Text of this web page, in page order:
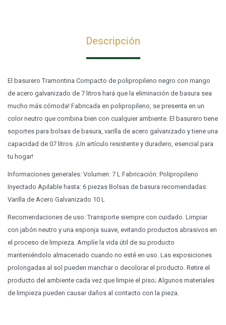
Descripción
El basurero Tramontina Compacto de polipropileno negro con mango
de acero galvanizado de 7 litros hará que la eliminación de basura sea
mucho más cómoda! Fabricada en polipropileno, se presenta en un
color neutro que combina bien con cualquier ambiente. El basurero tiene
soportes para bolsas de basura, varilla de acero galvanizado y tiene una
capacidad de 07 litros. ¡Un artículo resistente y duradero, esencial para
tu hogar!
Informaciones generales: Volumen: 7 L Fabricación: Polipropileno
Inyectado Apilable hasta: 6 piezas Bolsas de basura recomendadas:
Varilla de Acero Galvanizado 10 L
Recomendaciones de uso: Transporte siempre con cuidado. Limpiar
con jabón neutro y una esponja suave, evitando productos abrasivos en
el proceso de limpieza. Amplíe la vida útil de su producto
manteniéndolo almacenado cuando no esté en uso. Las exposiciones
prolongadas al sol pueden manchar o decolorar el producto. Retire el
producto del ambiente cada vez que limpie el piso; Algunos materiales
de limpieza pueden causar daños al contacto con la pieza.